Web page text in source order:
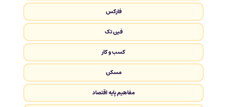
فارکس
فین تک
کسب و کار
مسکن
مفاهیم پایه اقتصاد